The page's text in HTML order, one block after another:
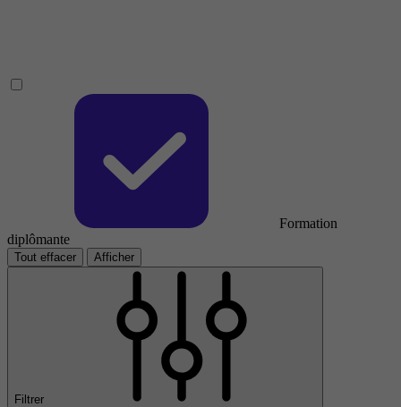
Formation
diplômante
Tout effacer Afficher
Filtrer